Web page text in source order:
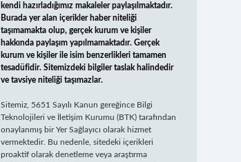
kendi hazırladığımız makaleler paylaşılmaktadır.
Burada yer alan içerikler haber niteliği
taşımamakta olup, gerçek kurum ve kişiler
hakkında paylaşım yapılmamaktadır. Gerçek
kurum ve kişiler ile isim benzerlikleri tamamen
tesadüfidir. Sitemizdeki bilgiler taslak halindedir
ve tavsiye niteliği taşımazlar.
Sitemiz, 5651 Sayılı Kanun gereğince Bilgi
Teknolojileri ve İletişim Kurumu (BTK) tarafından
onaylanmış bir Yer Sağlayıcı olarak hizmet
vermektedir. Bu nedenle, sitedeki içerikleri
proaktif olarak denetleme veya araştırma